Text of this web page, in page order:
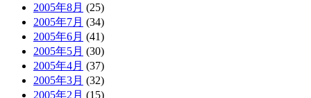
2005年8月 (25)
2005年7月 (34)
2005年6月 (41)
2005年5月 (30)
2005年4月 (37)
2005年3月 (32)
2005年2月 (15)